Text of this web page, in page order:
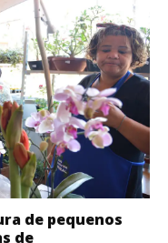
de pequenos
de